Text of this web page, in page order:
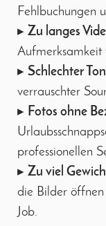
Fehlbuchungen
▸ Zu langes
Aufmerksamkeit
▸ Schlechter Ton
verrauschter
▸ Fotos ohne
professionellen
▸ Zu viel
die Bilder öffnen
Job.